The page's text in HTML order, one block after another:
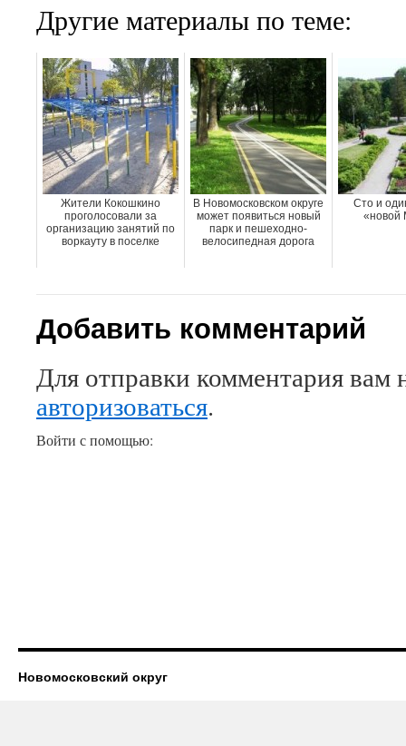
Другие материалы по теме:
Жители Кокошкино
проголосовали за
организацию занятий по
воркауту в поселке
В Новомосковском округе
может появиться новый
парк и пешеходно-
велосипедная дорога
Сто и
«новой
Добавить комментарий
Для отправки комментария вам
авторизоваться.
Войти с помощью:
Новомосковский округ